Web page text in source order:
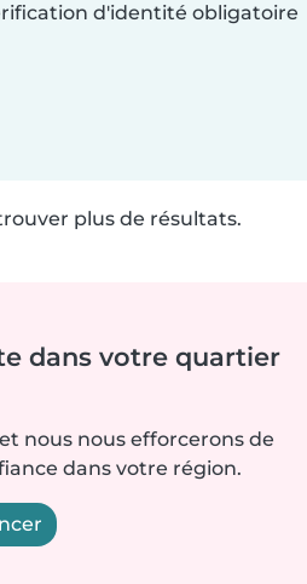
d'identité obligatoire
plus de résultats.
dans votre quartier
nous nous efforcerons de
dans votre région.